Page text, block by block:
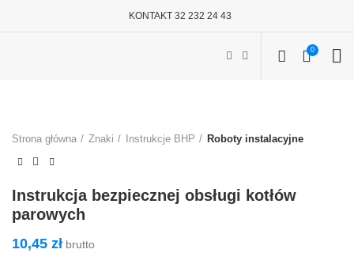
KONTAKT 32 232 24 43
0
Strona główna Znaki Instrukcje BHP Roboty instalacyjne
Instrukcja bezpiecznej obsługi kotłów
parowych
10,45 zł brutto